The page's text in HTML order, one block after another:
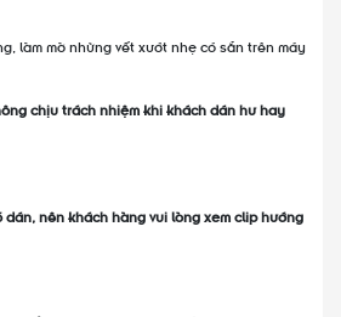
làm mờ những vết xướt nhẹ có sẵn trên máy
chịu trách nhiệm khi khách dán hư hay
dán, nên khách hàng vui lòng xem clip hướng